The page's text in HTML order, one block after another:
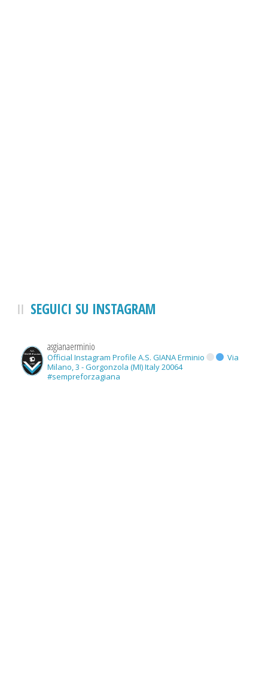
SEGUICI SU INSTAGRAM
asgianaerminio
Official Instagram Profile A.S. GIANA Erminio
Via
Milano, 3 - Gorgonzola (MI) Italy 20064
#sempreforzagiana